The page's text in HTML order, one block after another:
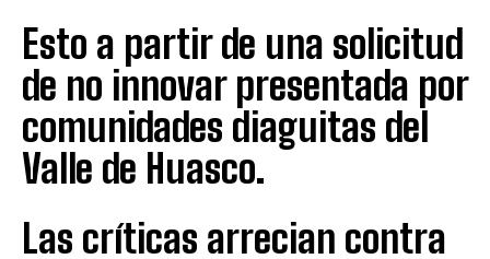
Esto a partir de una solicitud
de no innovar presentada por
comunidades diaguitas del
Valle de Huasco.
Las críticas arrecian contra